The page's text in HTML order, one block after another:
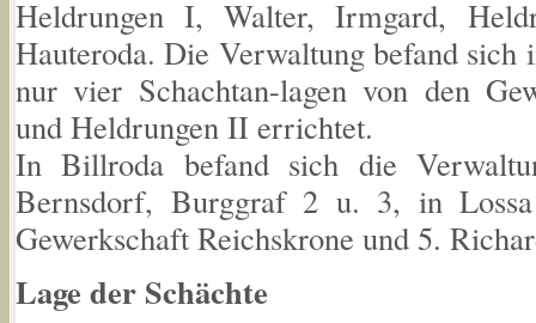
Heldrungen I, Walter, Irmgard,
Hauteroda. Die Verwaltung befand sich
nur vier Schachtan-lagen von den
und Heldrungen II errichtet.
In Billroda befand sich die
Bernsdorf, Burggraf 2 u. 3, in
Gewerkschaft Reichskrone und 5.
Lage der Schächte